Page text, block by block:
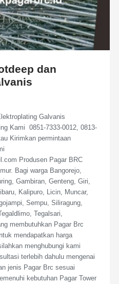
dan
Galvanis
Kami 0851-7333-0012, 0813-
Kirimkan permintaan
Produsen Pagar BRC
Bagi warga Bangorejo,
Gambiran, Genteng, Giri,
Kalipuro, Licin, Muncar,
Sempu, Siliragung,
Tegalsari,
membutuhkan Pagar Brc
mendapatkan harga
menghubungi kami
terlebih dahulu mengenai
jenis Pagar Brc sesuai
kebutuhan Pagar Tower